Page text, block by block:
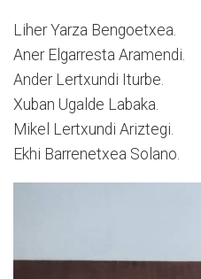
Liher Yarza Bengoetxea.
Aner Elgarresta Aramendi.
Ander Lertxundi Iturbe.
Xuban Ugalde Labaka.
Mikel Lertxundi Ariztegi.
Ekhi Barrenetxea Solano.